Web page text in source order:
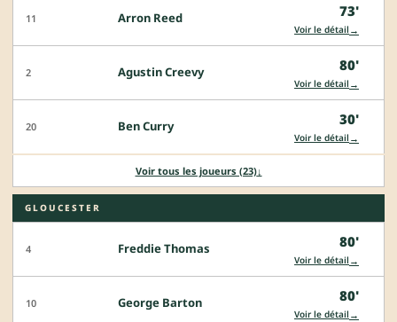
11 Arron Reed 73'
Voir le détail →
2 Agustin Creevy 80'
Voir le détail →
20 Ben Curry 30'
Voir le détail →
Voir tous les joueurs (23)↓
GLOUCESTER
4 Freddie Thomas 80'
Voir le détail →
10 George Barton 80'
Voir le détail →